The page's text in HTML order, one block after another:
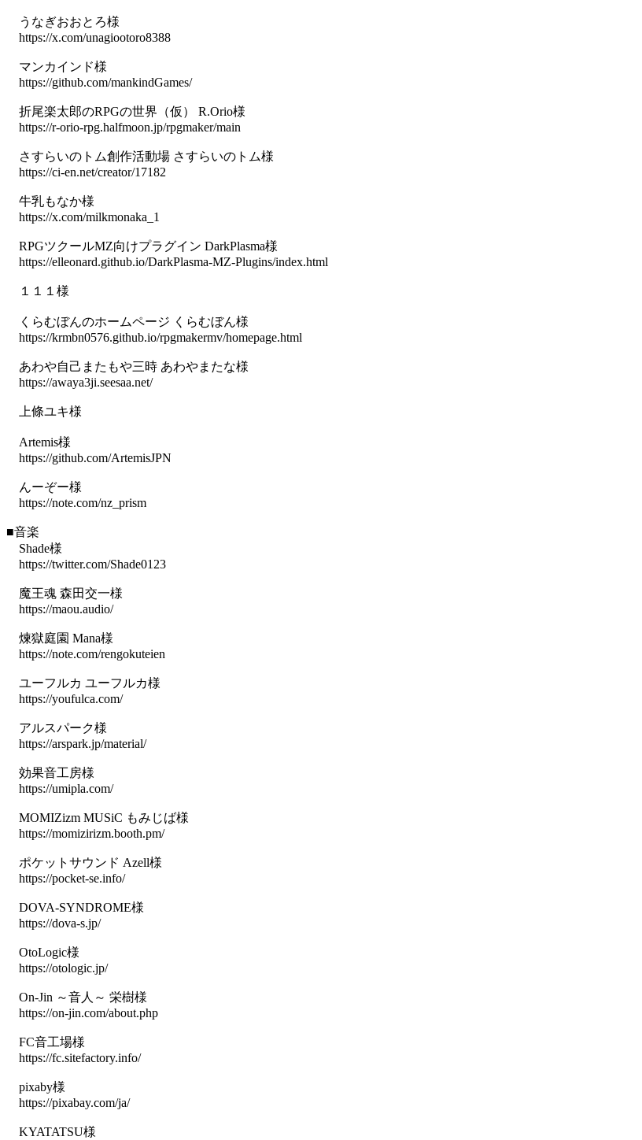
うなぎおおとろ様
https://x.com/unagiootoro8388
マンカインド様
https://github.com/mankindGames/
折尾楽太郎のRPGの世界（仮） R.Orio様
https://r-orio-rpg.halfmoon.jp/rpgmaker/main
さすらいのトム創作活動場 さすらいのトム様
https://ci-en.net/creator/17182
牛乳もなか様
https://x.com/milkmonaka_1
RPGツクールMZ向けプラグイン DarkPlasma様
https://elleonard.github.io/DarkPlasma-MZ-Plugins/index.html
１１１様
くらむぼんのホームページ くらむぼん様
https://krmbn0576.github.io/rpgmakermv/homepage.html
あわや自己またもや三時 あわやまたな様
https://awaya3ji.seesaa.net/
上條ユキ様
Artemis様
https://github.com/ArtemisJPN
んーぞー様
https://note.com/nz_prism
■音楽
Shade様
https://twitter.com/Shade0123
魔王魂 森田交一様
https://maou.audio/
煉獄庭園 Mana様
https://note.com/rengokuteien
ユーフルカ ユーフルカ様
https://youfulca.com/
アルスパーク様
https://arspark.jp/material/
効果音工房様
https://umipla.com/
MOMIZizm MUSiC もみじば様
https://momizirizm.booth.pm/
ポケットサウンド Azell様
https://pocket-se.info/
DOVA-SYNDROME様
https://dova-s.jp/
OtoLogic様
https://otologic.jp/
On-Jin ～音人～ 栄樹様
https://on-jin.com/about.php
FC音工場様
https://fc.sitefactory.info/
pixaby様
https://pixabay.com/ja/
KYATATSU様